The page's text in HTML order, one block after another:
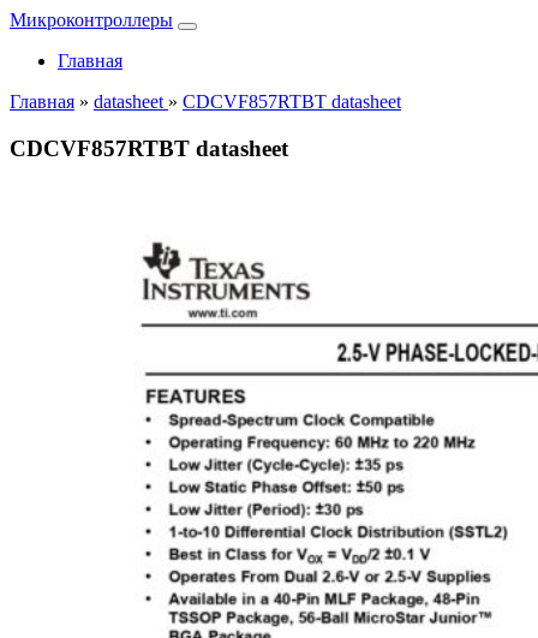
Микроконтроллеры
Главная
Главная » datasheet » CDCVF857RTBT datasheet
CDCVF857RTBT datasheet